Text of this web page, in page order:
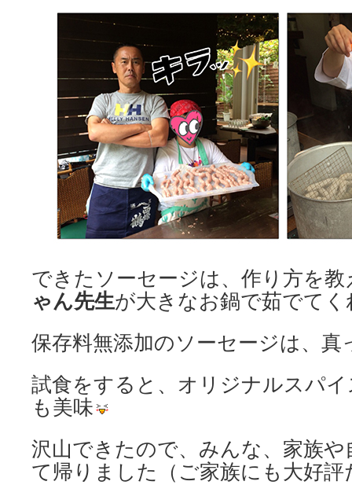
できたソーセージは、作り方を
ゃん先生が大きなお鍋で茹でて
保存料無添加のソーセージは、
試食をすると、オリジナルスパ
も美味
沢山できたので、みんな、家族
て帰りました（ご家族にも大好